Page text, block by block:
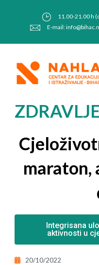
11.00-21.00 h
E-mail:
maraton,
Integrisana
aktivnosti u
20/10/2022